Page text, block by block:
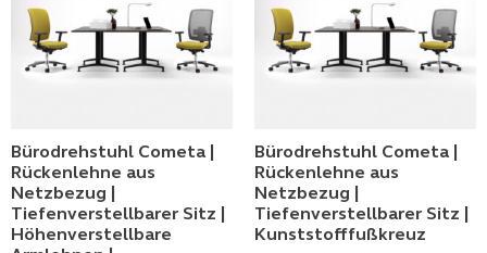
Bürodrehstuhl Cometa |
Rückenlehne aus
Netzbezug |
Tiefenverstellbarer Sitz |
Höhenverstellbare
Bürodrehstuhl Cometa |
Rückenlehne aus
Netzbezug |
Tiefenverstellbarer Sitz |
Kunststofffußkreuz